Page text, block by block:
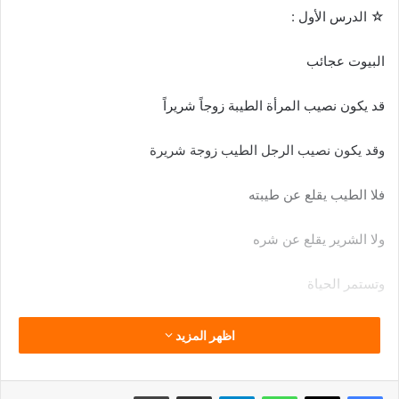
☆ ﺍﻟﺪﺭﺱ ﺍﻷﻭﻝ :
ﺍﻟﺒﻴﻮﺕ ﻋﺠﺎﺋﺐ
ﻗﺪ ﻳﻜﻮﻥ ﻧﺼﻴﺐ ﺍﻟﻤﺮﺃﺓ ﺍﻟﻄﻴﺒﺔ ﺯﻭﺟﺎً ﺷﺮﻳﺮﺍً
ﻭﻗﺪ ﻳﻜﻮﻥ ﻧﺼﻴﺐ ﺍﻟﺮﺟﻞ ﺍﻟﻄﻴﺐ ﺯﻭﺟﺔ ﺷﺮﻳﺮﺓ
ﻓﻼ ﺍﻟﻄﻴﺐ ﻳﻘﻠﻊ ﻋﻦ ﻃﻴﺒﺘﻪ
ﻭﻻ ﺍﻟﺸﺮﻳﺮ ﻳﻘﻠﻊ ﻋﻦ ﺷﺮﻩ
ﻭﺗﺴﺘﻤﺮ ﺍﻟﺤﻴﺎﺓ
ﺍﻟﻤﺮﺃﺓ ﺍﻟﺘﻲ ﺑﻨﻰ ﺍﻟﻠﻪ ﻟﻬﺎ ﺑﻴﺘﺎً ﻓﻲ ﺍﻟﺠﻨﺔ
اظهر المزيد
فيسبوك ‫X واتساب تيلقرام مشاركة عبر البريد طباعة